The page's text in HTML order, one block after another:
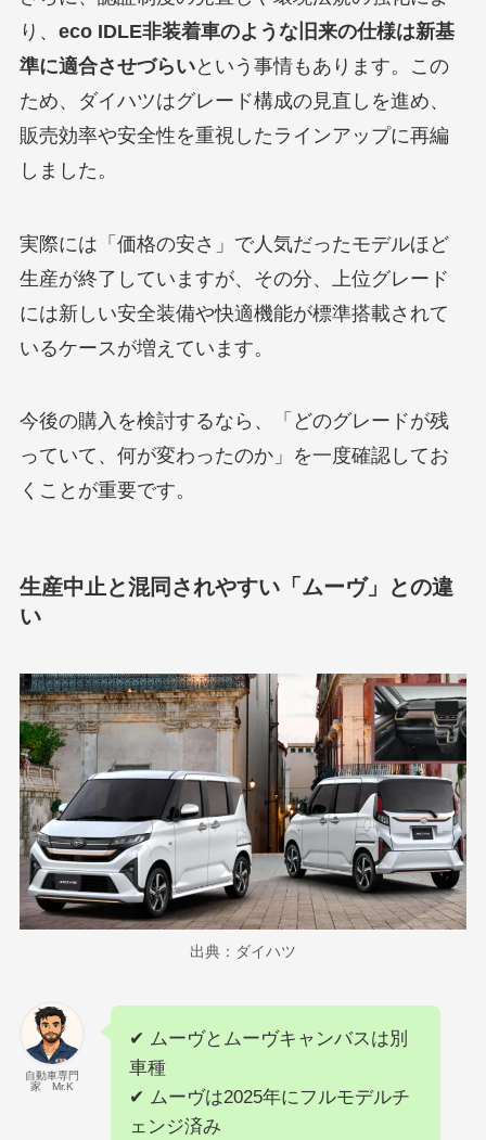
り、 eco IDLE非装着車のような旧来の仕様は新基
準に適合させづらいという事情もあります。この
ため、ダイハツはグレード構成の見直しを進め、
販売効率や安全性を重視したラインアップに再編
しました。
実際には「価格の安さ」で人気だったモデルほど
生産が終了していますが、その分、上位グレード
には新しい安全装備や快適機能が標準搭載されて
いるケースが増えています。
今後の購入を検討するなら、「どのグレードが残
っていて、何が変わったのか」を一度確認してお
くことが重要です。
生産中止と混同されやすい「ムーヴ」との違
い
出典：ダイハツ
自動車専門
家 Mr.K
✔ ムーヴとムーヴキャンバスは別
車種
✔ ムーヴは2025年にフルモデルチ
ェンジ済み